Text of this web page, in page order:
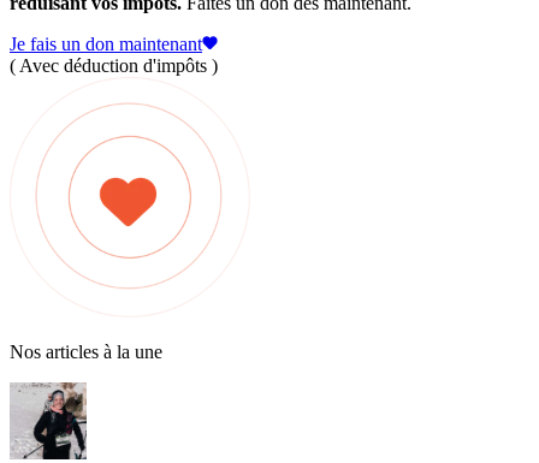
Je fais un don maintenant
( Avec déduction d'impôts )
Nos articles à la une